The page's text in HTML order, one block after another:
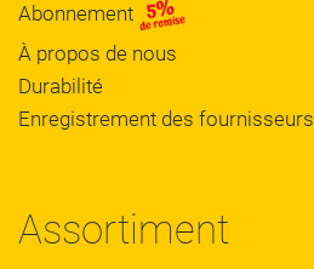
Abonnement
À propos de nous
Durabilité
Enregistrement des fournisseurs
Assortiment